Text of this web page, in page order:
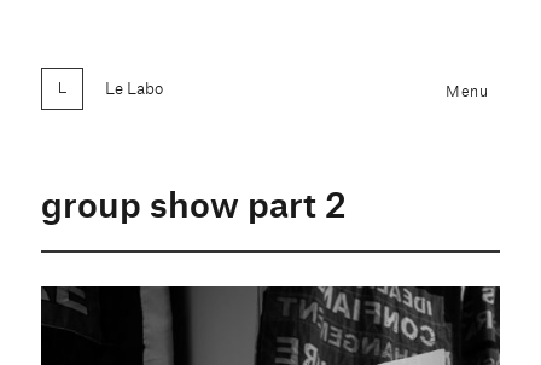
Le Labo Menu
group show part 2